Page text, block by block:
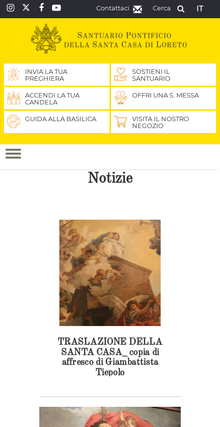
IT
Cerca
Contattaci
INVIA LA TUA
PREGHIERA
SOSTIENI IL
SANTUARIO
ACCENDI LA TUA
CANDELA
OFFRI UNA S. MESSA
GUIDA ALLA BASILICA
VISITA IL NOSTRO
NEGOZIO
Notizie
TRASLAZIONE DELLA
SANTA CASA_ copia di
affresco di Giambattista
Tiepolo